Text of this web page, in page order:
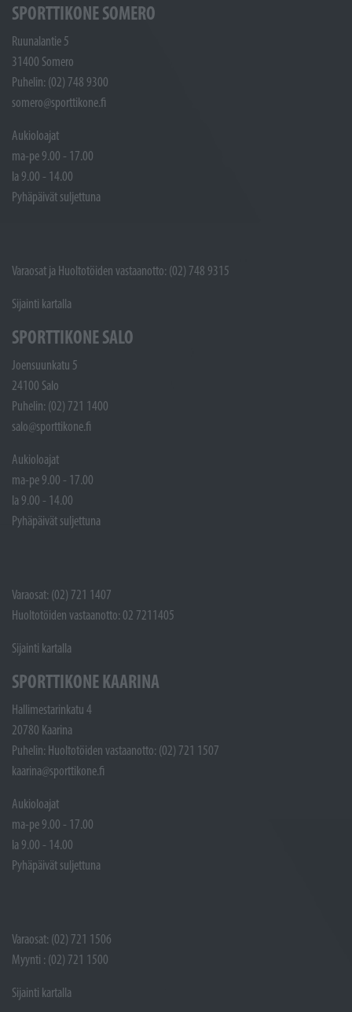
SPORTTIKONE SOMERO
Ruunalantie 5
31400 Somero
Puhelin: (02) 748 9300
somero@sporttikone.fi
Aukioloajat
ma-pe 9.00 - 17.00
la 9.00 - 14.00
Pyhäpäivät suljettuna
Varaosat ja Huoltotöiden vastaanotto: (02) 748 9315
Sijainti kartalla
SPORTTIKONE SALO
Joensuunkatu 5
24100 Salo
Puhelin: (02) 721 1400
salo@sporttikone.fi
Aukioloajat
ma-pe 9.00 - 17.00
la 9.00 - 14.00
Pyhäpäivät suljettuna
Varaosat: (02) 721 1407
Huoltotöiden vastaanotto: 02 7211405
Sijainti kartalla
SPORTTIKONE KAARINA
Hallimestarinkatu 4
20780 Kaarina
Puhelin: Huoltotöiden vastaanotto: (02) 721 1507
kaarina@sporttikone.fi
Aukioloajat
ma-pe 9.00 - 17.00
la 9.00 - 14.00
Pyhäpäivät suljettuna
Varaosat: (02) 721 1506
Myynti : (02) 721 1500
Sijainti kartalla